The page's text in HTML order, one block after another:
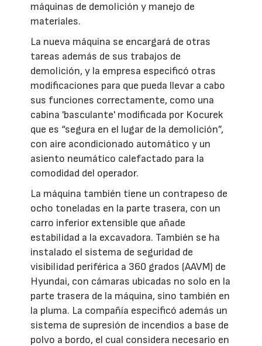
máquinas de demolición y manejo de
materiales.
La nueva máquina se encargará de otras
tareas además de sus trabajos de
demolición, y la empresa especificó otras
modificaciones para que pueda llevar a cabo
sus funciones correctamente, como una
cabina 'basculante' modificada por Kocurek
que es “segura en el lugar de la demolición”,
con aire acondicionado automático y un
asiento neumático calefactado para la
comodidad del operador.
La máquina también tiene un contrapeso de
ocho toneladas en la parte trasera, con un
carro inferior extensible que añade
estabilidad a la excavadora. También se ha
instalado el sistema de seguridad de
visibilidad periférica a 360 grados (AAVM) de
Hyundai, con cámaras ubicadas no solo en la
parte trasera de la máquina, sino también en
la pluma. La compañía especificó además un
sistema de supresión de incendios a base de
polvo a bordo, el cual considera necesario en